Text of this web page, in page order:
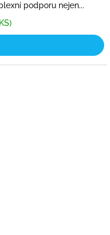
podporu nejen...